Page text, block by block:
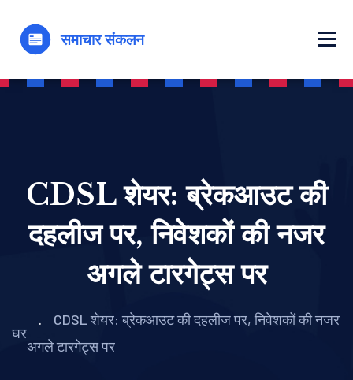
CDSL शेयर: ब्रेकआउट की
दहलीज पर, निवेशकों की नजर
अगले टारगेट्स पर
घर
CDSL शेयर: ब्रेकआउट की दहलीज पर, निवेशकों की नजर
अगले टारगेट्स पर